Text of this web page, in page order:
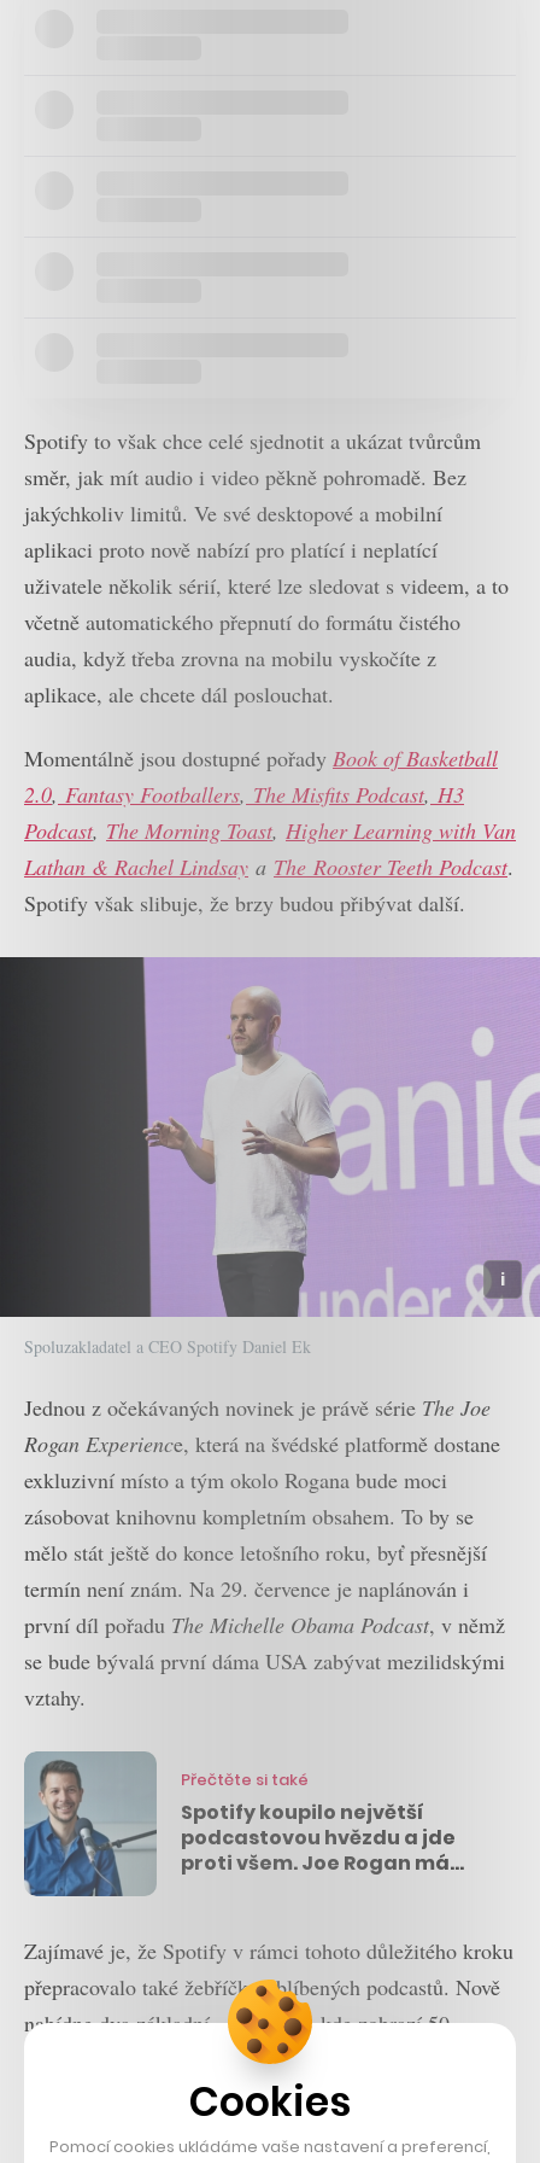
Spotify to však chce celé sjednotit a ukázat tvůrcům
směr, jak mít audio i video pěkně pohromadě. Bez
jakýchkoliv limitů. Ve své desktopové a mobilní
aplikaci proto nově nabízí pro platící i neplatící
uživatele několik sérií, které lze sledovat s videem, a to
včetně automatického přepnutí do formátu čistého
audia, když třeba zrovna na mobilu vyskočíte z
aplikace, ale chcete dál poslouchat.
Momentálně jsou dostupné pořady Book of Basketball
2.0, Fantasy Footballers, The Misfits Podcast, H3
Podcast, The Morning Toast, Higher Learning with Van
Lathan & Rachel Lindsay a The Rooster Teeth Podcast.
Spotify však slibuje, že brzy budou přibývat další.
Spoluzakladatel a CEO Spotify Daniel Ek
Jednou z očekávaných novinek je právě série The Joe
Rogan Experience, která na švédské platformě dostane
exkluzivní místo a tým okolo Rogana bude moci
zásobovat knihovnu kompletním obsahem. To by se
mělo stát ještě do konce letošního roku, byť přesnější
termín není znám. Na 29. července je naplánován i
první díl pořadu The Michelle Obama Podcast, v němž
se bude bývalá první dáma USA zabývat mezilidskými
vztahy.
Přečtěte si také
Spotify koupilo největší
podcastovou hvězdu a jde
proti všem. Joe Rogan má
Zajímavé je, že Spotify v rámci tohoto důležitého kroku
přepracovalo také žebříčky oblíbených podcastů. Nově
nabídne dva základní – Trending, kde zobrazí 50
Top, pod kterým bude k
nalezení těch nejlepších 200 podcastů na platformě.
Cookies
Pomocí cookies ukládáme vaše nastavení a preferencí,